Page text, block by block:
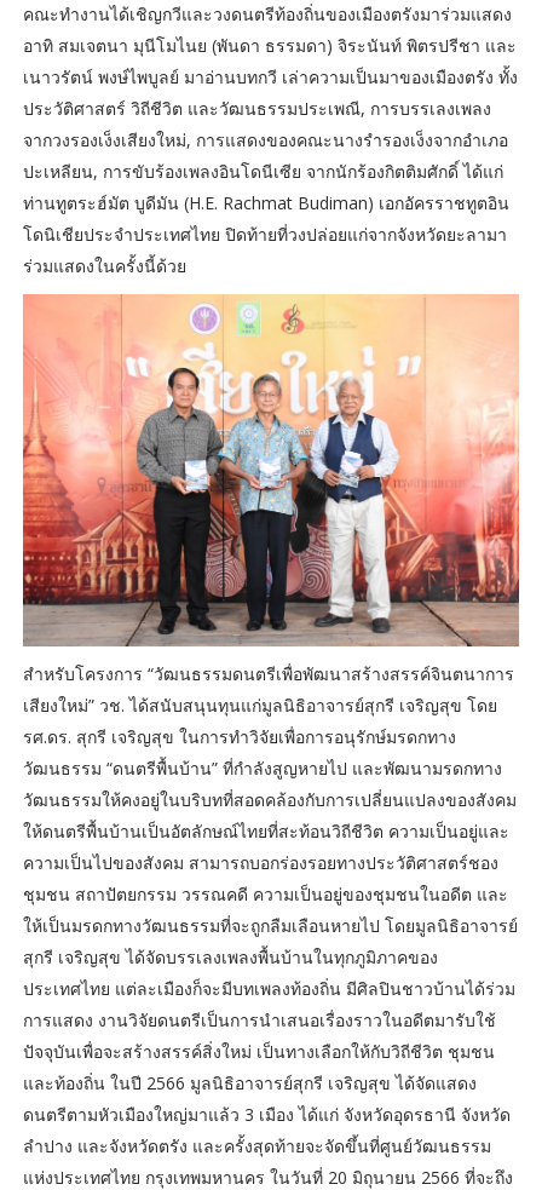
คณะทำงานได้เชิญกวีและวงดนตรีท้องถิ่นของเมืองตรังมาร่วมแสดง
อาทิ สมเจตนา มุนีโมไนย (พันดา ธรรมดา) จิระนันท์ พิตรปรีชา และ
เนาวรัตน์ พงษ์ไพบูลย์ มาอ่านบทกวี เล่าความเป็นมาของเมืองตรัง ทั้ง
ประวัติศาสตร์ วิถีชีวิต และวัฒนธรรมประเพณี, การบรรเลงเพลง
จากวงรองเง็งเสียงใหม่, การแสดงของคณะนางรำรองเง็งจากอำเภอ
ปะเหลียน, การขับร้องเพลงอินโดนีเซีย จากนักร้องกิตติมศักดิ์ ได้แก่
ท่านทูตระฮ์มัต บูดีมัน (H.E. Rachmat Budiman) เอกอัครราชทูตอิน
โดนิเชียประจำประเทศไทย ปิดท้ายที่วงปล่อยแก่จากจังหวัดยะลามา
ร่วมแสดงในครั้งนี้ด้วย
สำหรับโครงการ “วัฒนธรรมดนตรีเพื่อพัฒนาสร้างสรรค์จินตนาการ
เสียงใหม่” วช. ได้สนับสนุนทุนแก่มูลนิธิอาจารย์สุกรี เจริญสุข โดย
รศ.ดร. สุกรี เจริญสุข ในการทำวิจัยเพื่อการอนุรักษ์มรดกทาง
วัฒนธรรม “ดนตรีพื้นบ้าน” ที่กำลังสูญหายไป และพัฒนามรดกทาง
วัฒนธรรมให้คงอยู่ในบริบทที่สอดคล้องกับการเปลี่ยนแปลงของสังคม
ให้ดนตรีพื้นบ้านเป็นอัตลักษณ์ไทยที่สะท้อนวิถีชีวิต ความเป็นอยู่และ
ความเป็นไปของสังคม สามารถบอกร่องรอยทางประวัติศาสตร์ชอง
ชุมชน สถาปัตยกรรม วรรณคดี ความเป็นอยู่ของชุมชนในอดีต และ
ให้เป็นมรดกทางวัฒนธรรมที่จะถูกลืมเลือนหายไป โดยมูลนิธิอาจารย์
สุกรี เจริญสุข ได้จัดบรรเลงเพลงพื้นบ้านในทุกภูมิภาคของ
ประเทศไทย แต่ละเมืองก็จะมีบทเพลงท้องถิ่น มีศิลปินชาวบ้านได้ร่วม
การแสดง งานวิจัยดนตรีเป็นการนำเสนอเรื่องราวในอดีตมารับใช้
ปัจจุบันเพื่อจะสร้างสรรค์สิ่งใหม่ เป็นทางเลือกให้กับวิถีชีวิต ชุมชน
และท้องถิ่น ในปี 2566 มูลนิธิอาจารย์สุกรี เจริญสุข ได้จัดแสดง
ดนตรีตามหัวเมืองใหญ่มาแล้ว 3 เมือง ได้แก่ จังหวัดอุดรธานี จังหวัด
ลำปาง และจังหวัดตรัง และครั้งสุดท้ายจะจัดขึ้นที่ศูนย์วัฒนธรรม
แห่งประเทศไทย กรุงเทพมหานคร ในวันที่ 20 มิถุนายน 2566 ที่จะถึง